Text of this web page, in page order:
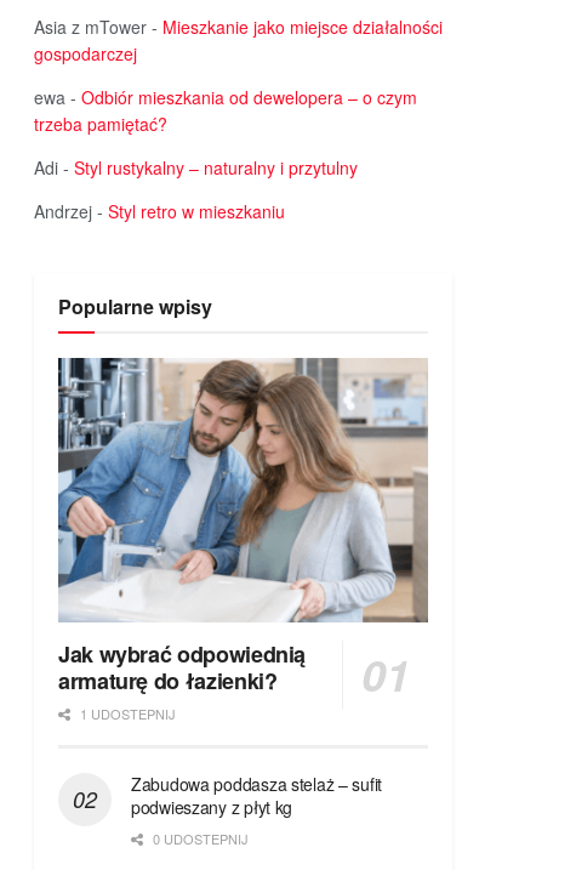
Asia z mTower - Mieszkanie jako miejsce działalności
gospodarczej
ewa - Odbiór mieszkania od dewelopera – o czym
trzeba pamiętać?
Adi - Styl rustykalny – naturalny i przytulny
Andrzej - Styl retro w mieszkaniu
Popularne wpisy
Jak wybrać odpowiednią
armaturę do łazienki?
1 UDOSTEPNIJ
Zabudowa poddasza stelaż – sufit
podwieszany z płyt kg
0 UDOSTEPNIJ